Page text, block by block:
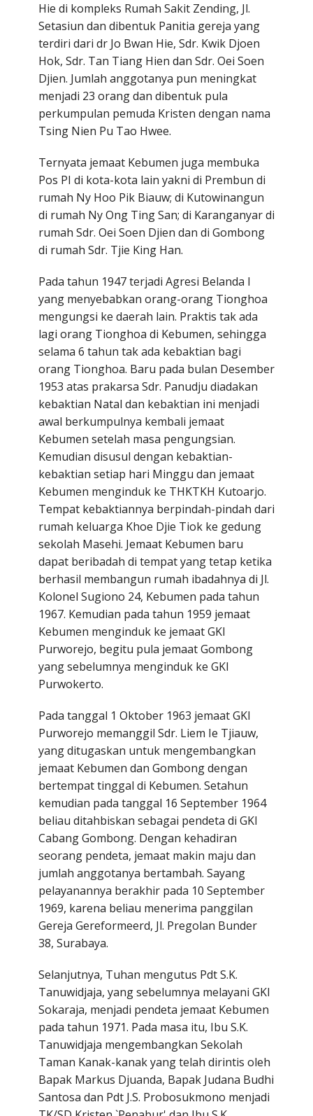
Hie di kompleks Rumah Sakit Zending, Jl.
Setasiun dan dibentuk Panitia gereja yang
terdiri dari dr Jo Bwan Hie, Sdr. Kwik Djoen
Hok, Sdr. Tan Tiang Hien dan Sdr. Oei Soen
Djien. Jumlah anggotanya pun meningkat
menjadi 23 orang dan dibentuk pula
perkumpulan pemuda Kristen dengan nama
Tsing Nien Pu Tao Hwee.
Ternyata jemaat Kebumen juga membuka
Pos PI di kota-kota lain yakni di Prembun di
rumah Ny Hoo Pik Biauw; di Kutowinangun
di rumah Ny Ong Ting San; di Karanganyar di
rumah Sdr. Oei Soen Djien dan di Gombong
di rumah Sdr. Tjie King Han.
Pada tahun 1947 terjadi Agresi Belanda I
yang menyebabkan orang-orang Tionghoa
mengungsi ke daerah lain. Praktis tak ada
lagi orang Tionghoa di Kebumen, sehingga
selama 6 tahun tak ada kebaktian bagi
orang Tionghoa. Baru pada bulan Desember
1953 atas prakarsa Sdr. Panudju diadakan
kebaktian Natal dan kebaktian ini menjadi
awal berkumpulnya kembali jemaat
Kebumen setelah masa pengungsian.
Kemudian disusul dengan kebaktian-
kebaktian setiap hari Minggu dan jemaat
Kebumen menginduk ke THKTKH Kutoarjo.
Tempat kebaktiannya berpindah-pindah dari
rumah keluarga Khoe Djie Tiok ke gedung
sekolah Masehi. Jemaat Kebumen baru
dapat beribadah di tempat yang tetap ketika
berhasil membangun rumah ibadahnya di Jl.
Kolonel Sugiono 24, Kebumen pada tahun
1967. Kemudian pada tahun 1959 jemaat
Kebumen menginduk ke jemaat GKI
Purworejo, begitu pula jemaat Gombong
yang sebelumnya menginduk ke GKI
Purwokerto.
Pada tanggal 1 Oktober 1963 jemaat GKI
Purworejo memanggil Sdr. Liem Ie Tjiauw,
yang ditugaskan untuk mengembangkan
jemaat Kebu­men dan Gombong dengan
bertempat tinggal di Kebumen. Setahun
kemudian pada tanggal 16 September 1964
beliau ditahbiskan seba­gai pendeta di GKI
Cabang Gombong. Dengan kehadiran
seorang pendeta, jemaat makin maju dan
jumlah anggotanya bertambah. Sayang
pelayanannya berakhir pada 10 September
1969, karena beliau menerima panggilan
Gereja Gereformeerd, Jl. Pregolan Bunder
38, Surabaya.
Selanjutnya, Tuhan mengutus Pdt S.K.
Tanuwidjaja, yang sebelumnya melayani GKI
Sokaraja, menjadi pendeta jemaat Kebumen
pada tahun 1971. Pada masa itu, Ibu S.K.
Tanuwidjaja mengembangkan Sekolah
Taman Kanak-kanak yang telah dirintis oleh
Bapak Markus Djuanda, Bapak Judana Budhi
Santosa dan Pdt J.S. Probosukmono menjadi